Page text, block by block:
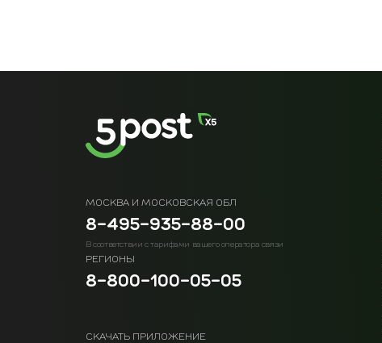
МОСКВА И МОСКОВСКАЯ ОБЛ
8-495-935-88-00
В соответствии с тарифами вашего оператора связи
РЕГИОНЫ
8-800-100-05-05
СКАЧАТЬ ПРИЛОЖЕНИЕ